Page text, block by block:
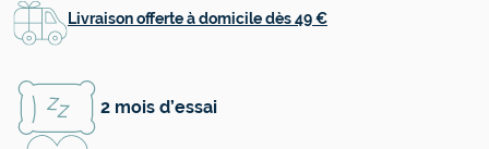
Livraison offerte à domicile dès 49 €
2 mois d’essai